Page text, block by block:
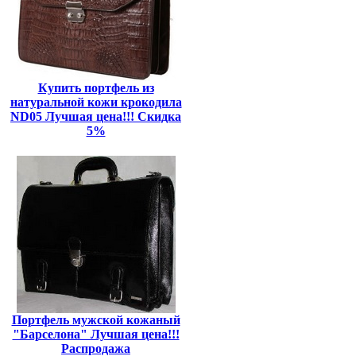
Купить портфель из
натуральной кожи крокодила
ND05 Лучшая цена!!! Скидка
5%
Портфель мужской кожаный
"Барселона" Лучшая цена!!!
Распродажа